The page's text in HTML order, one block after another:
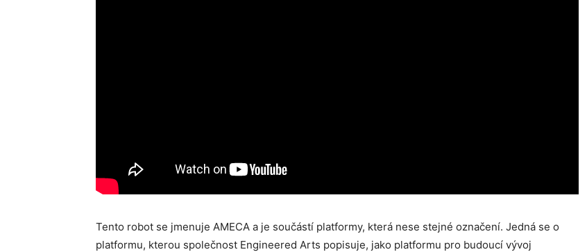
Tento robot se jmenuje AMECA a je součástí platformy, která nese stejné označení. Jedná se o
platformu, kterou společnost Engineered Arts popisuje, jako platformu pro budoucí vývoj